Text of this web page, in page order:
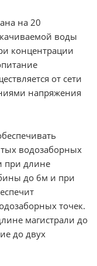
на 20
воды
концентрации
от сети
напряжения
водозаборных
при длине
до 6м и при
точек.
магистрали до
до двух